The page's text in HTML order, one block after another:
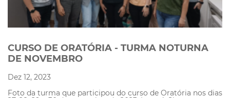
CURSO DE ORATÓRIA - TURMA NOTURNA
DE NOVEMBRO
Dez 12, 2023
Foto da turma que participou do curso de Oratória nos dias